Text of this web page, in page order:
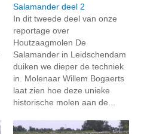
Salamander deel 2
In dit tweede deel van onze
reportage over
Houtzaagmolen De
Salamander in Leidschendam
duiken we dieper de techniek
in. Molenaar Willem Bogaerts
laat zien hoe deze unieke
historische molen aan de...